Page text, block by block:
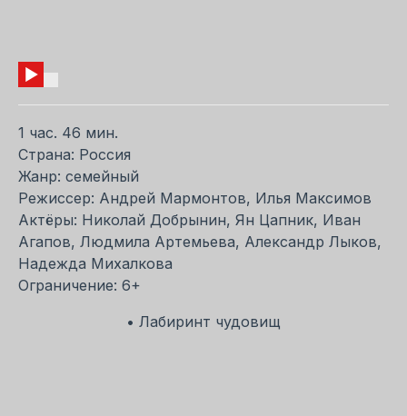
1 час. 46 мин.
Страна: Россия
Жанр: семейный
Режиссер: Андрей Мармонтов, Илья Максимов
Актёры: Николай Добрынин, Ян Цапник, Иван
Агапов, Людмила Артемьева, Александр Лыков,
Надежда Михалкова
Ограничение: 6+
• Лабиринт чудовищ